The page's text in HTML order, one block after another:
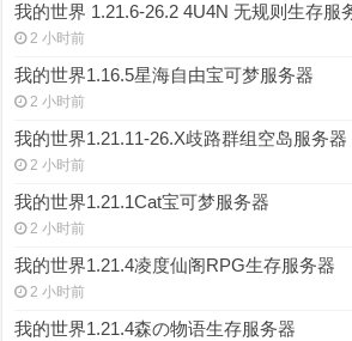
我的世界 1.21.6-26.2 4U4N 无规则生存服
2 小时前
我的世界1.16.5星海自由宝可梦服务器
2 小时前
我的世界1.21.11-26.X歧路群组空岛服务器
2 小时前
我的世界1.21.1Cat宝可梦服务器
2 小时前
我的世界1.21.4凌度仙阁RPG生存服务器
2 小时前
我的世界1.21.4森の物语生存服务器